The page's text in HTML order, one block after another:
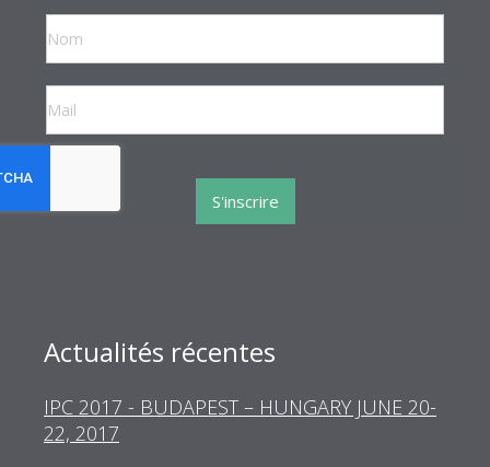
reCaptcha invisible*
S'inscrire
Actualités récentes
IPC 2017 - BUDAPEST – HUNGARY JUNE 20-
22, 2017